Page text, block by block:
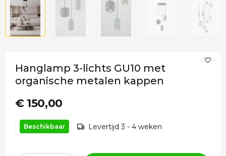
Hanglamp 3-lichts GU10 met
organische metalen kappen
€ 150,00
Beschikbaar Levertijd 3 - 4 weken